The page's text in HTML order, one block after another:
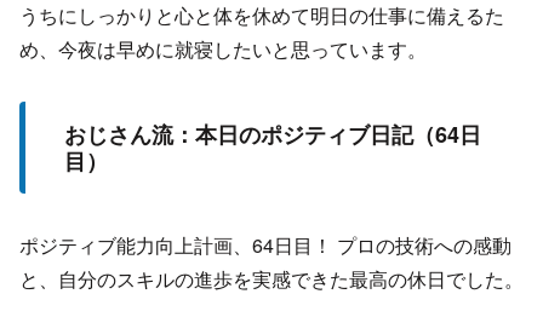
うちにしっかりと心と体を休めて明日の仕事に備えるた
め、今夜は早めに就寝したいと思っています。
おじさん流：本日のポジティブ日記（64日
目）
ポジティブ能力向上計画、64日目！ プロの技術への感動
と、自分のスキルの進歩を実感できた最高の休日でした。